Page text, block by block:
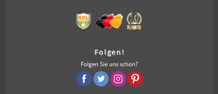
Folgen!
Folgen Sie uns schon?